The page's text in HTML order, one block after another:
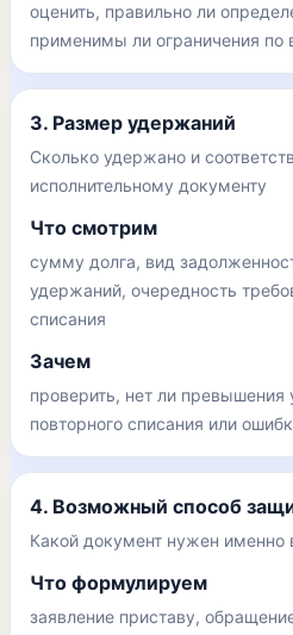
оценить, правильно ли
применимы ли ограничения по
3. Размер удержаний
Сколько удержано и
исполнительному документу
Что смотрим
сумму долга, вид
удержаний, очередность
списания
Зачем
проверить, нет ли превышения
повторного списания или
4. Возможный способ
Какой документ нужен именно
Что формулируем
заявление приставу,